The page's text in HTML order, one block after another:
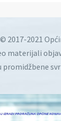
2017-2021
materijali
promidžbene